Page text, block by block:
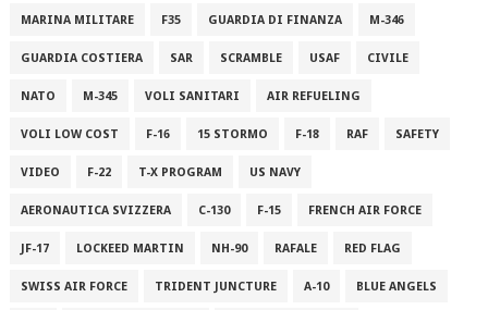
MARINA MILITARE F35 GUARDIA DI FINANZA M-346
GUARDIA COSTIERA SAR SCRAMBLE USAF CIVILE
NATO M-345 VOLI SANITARI AIR REFUELING
VOLI LOW COST F-16 15 STORMO F-18 RAF SAFETY
VIDEO F-22 T-X PROGRAM US NAVY
AERONAUTICA SVIZZERA C-130 F-15 FRENCH AIR FORCE
JF-17 LOCKEED MARTIN NH-90 RAFALE RED FLAG
SWISS AIR FORCE TRIDENT JUNCTURE A-10 BLUE ANGELS